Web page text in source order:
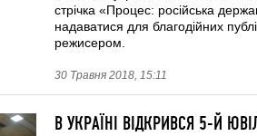
стрічка «Процес: російська
надаватися для благодійних
режисером.
30 Травня 2018, 15:11
В УКРАЇНІ ВІДКРИВСЯ 5-Й